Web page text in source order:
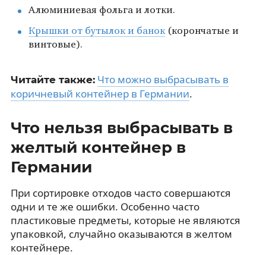
Алюминиевая фольга и лотки.
Крышки от бутылок и банок(корончатые и
винтовые).
Читайте также: Что можно выбрасывать в
коричневый контейнер в Германии.
Что нельзя выбрасывать в
желтый контейнер в
Германии
При сортировке отходов часто совершаются
одни и те же ошибки. Особенно часто
пластиковые предметы, которые не являются
упаковкой, случайно оказываются в желтом
контейнере.